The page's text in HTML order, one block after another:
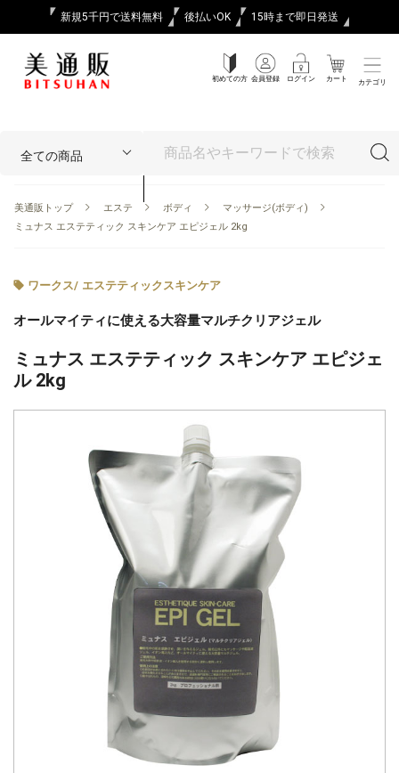
新規5千円で送料無料 後払いOK 15時まで即日発送
初めての方 会員登録 ログイン カート カテゴリ
美通販トップ エステ ボディ
マッサージ(ボディ)
ミュナス エステティック スキンケア エピジェル 2kg
ワークス/ エステティックスキンケア
オールマイティに使える大容量マルチクリアジェル
ミュナス エステティック スキンケア エピジェ
ル 2kg